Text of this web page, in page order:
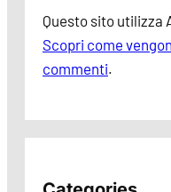
Questo sito utilizza
Scopri come
commenti.